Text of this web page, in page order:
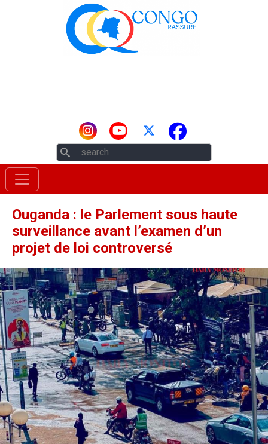
Aller au contenu principal
Ouganda : le Parlement sous haute
surveillance avant l’examen d’un
projet de loi controversé